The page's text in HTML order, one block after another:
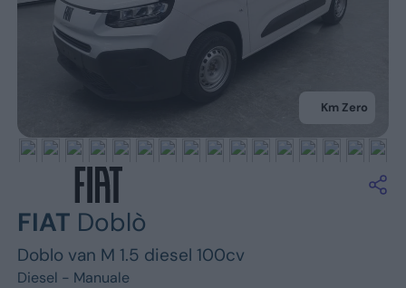
Marchi
Jeep
Ford
Km Zero
FIAT Doblò
Doblo van M 1.5 diesel 100cv
Diesel - Manuale